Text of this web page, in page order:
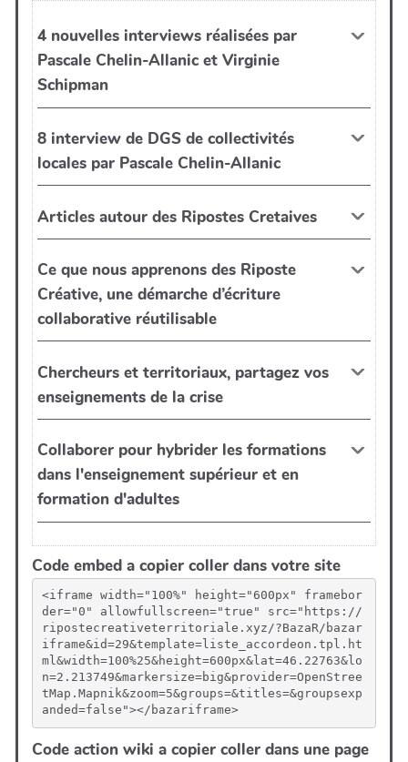
Code embed a copier coller dans votre site
<iframe width="100%" height="600px" framebor
der="0" allowfullscreen="true" src="https://
ripostecreativeterritoriale.xyz/?BazaR/bazar
iframe&id=29&template=liste_accordeon.tpl.ht
ml&width=100%25&height=600px&lat=46.22763&lo
n=2.213749&markersize=big&provider=OpenStree
tMap.Mapnik&zoom=5&groups=&titles=&groupsexp
anded=false"></bazariframe>
Code action wiki a copier coller dans une page